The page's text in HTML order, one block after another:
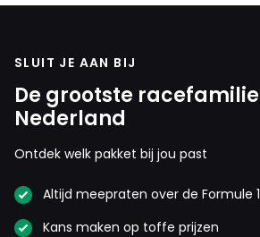
SLUIT JE AAN BIJ
De grootste
Nederland
Ontdek welk pakket bij jou past
Altijd meepraten over de Formule 1
Kans maken op toffe prijzen